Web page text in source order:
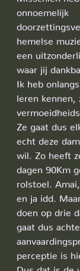
onnoemelijk
hemelse
een
waar jij
Ik heb
leren kennen,
Ze gaat dus
echt deze
wil. Zo heeft
dagen 90Km
rolstoel.
en ja idd.
doen op drie
gaat dus
perceptie is
Dus dat is de